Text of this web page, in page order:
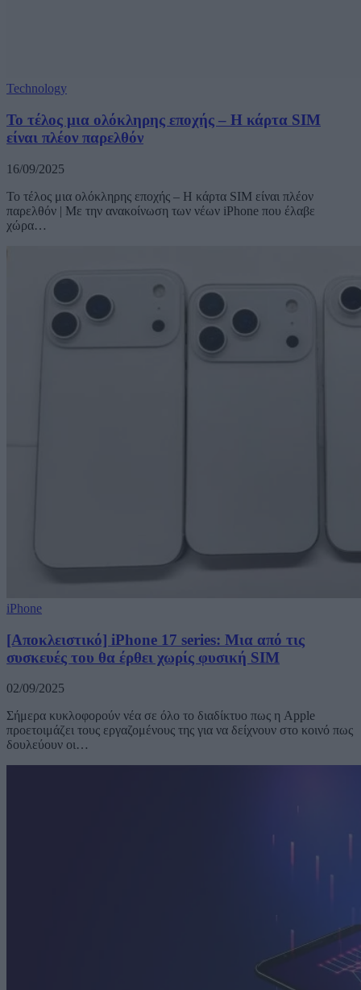
Technology
Το τέλος μια ολόκληρης εποχής – Η κάρτα SIM
είναι πλέον παρελθόν
16/09/2025
Το τέλος μια ολόκληρης εποχής – Η κάρτα SIM είναι πλέον
παρελθόν | Με την ανακοίνωση των νέων iPhone που έλαβε
χώρα…
iPhone
[Αποκλειστικό] iPhone 17 series: Μια από τις
συσκευές του θα έρθει χωρίς φυσική SIM
02/09/2025
Σήμερα κυκλοφορούν νέα σε όλο το διαδίκτυο πως η Apple
προετοιμάζει τους εργαζομένους της για να δείχνουν στο κοινό πως
δουλεύουν οι…